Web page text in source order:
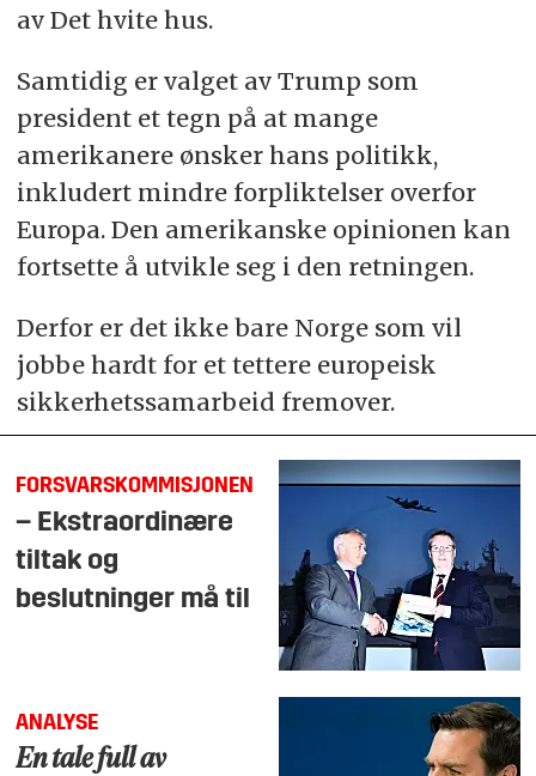
av Det hvite hus.
Samtidig er valget av Trump som
president et tegn på at mange
amerikanere ønsker hans politikk,
inkludert mindre forpliktelser overfor
Europa. Den amerikanske opinionen kan
fortsette å utvikle seg i den retningen.
Derfor er det ikke bare Norge som vil
jobbe hardt for et tettere europeisk
sikkerhetssamarbeid fremover.
FORSVARSKOMMISJONEN
– Ekstraordinære
tiltak og
beslutninger må til
ANALYSE
En tale full av